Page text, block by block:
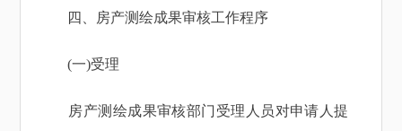
四、房产测绘成果审核工作程序
(一)受理
房产测绘成果审核部门受理人员对申请人提